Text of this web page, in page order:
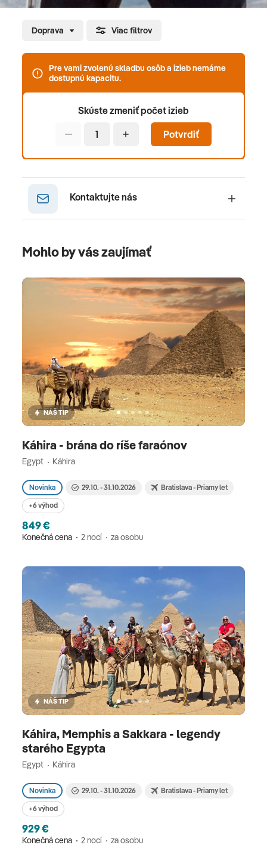
Doprava Viac filtrov
Pre vami zvolenú skladbu osôb a izieb nemáme
dostupnú kapacitu.
Skúste zmeniť počet izieb
Potvrdiť
Kontaktujte nás
Mohlo by vás zaujímať
NÁŠ TIP
Káhira - brána do ríše faraónov
Egypt Káhira
Novinka 29.10. - 31.10.2026 Bratislava - Priamy let
+6 výhod
849 €
Konečná cena 2 nocí za osobu
NÁŠ TIP
Káhira, Memphis a Sakkara - legendy
starého Egypta
Egypt Káhira
Novinka 29.10. - 31.10.2026 Bratislava - Priamy let
+6 výhod
929 €
Konečná cena 2 nocí za osobu